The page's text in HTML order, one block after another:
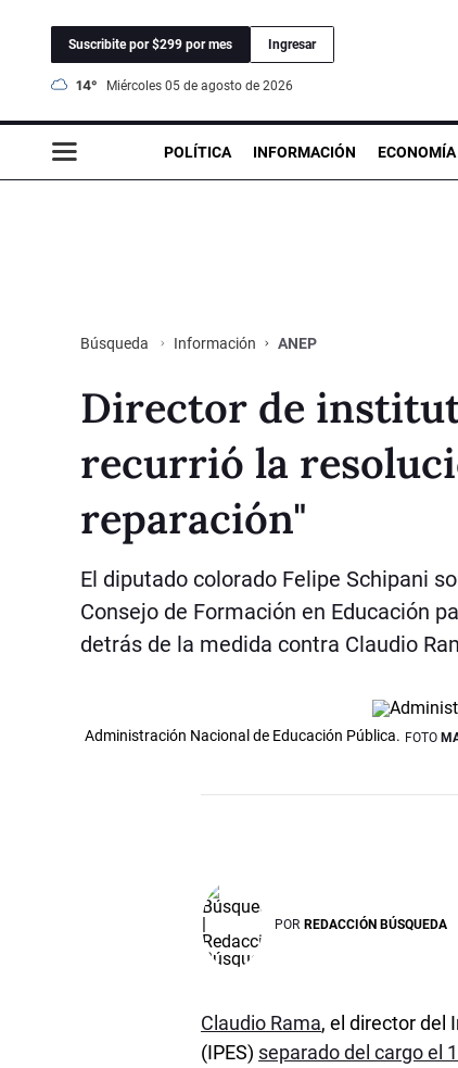
Suscribite por $299 por mes Ingresar
14° miércoles 05 de agosto de 2026
POLÍTICA INFORMACIÓN ECONOMÍA
Búsqueda Información ANEP
Director de
recurrió la
reparación"
El diputado colorado Felipe Schipani
Consejo de Formación en Educación
detrás de la medida contra Claudio
Administración Nacional de Educación Pública. FOTO
POR REDACCIÓN BÚSQUEDA
Claudio Rama, el director del
(IPES) separado del cargo el